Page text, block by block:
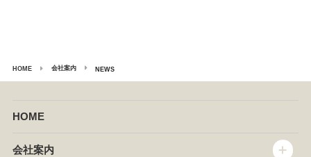
HOME 会社案内 NEWS
HOME
会社案内